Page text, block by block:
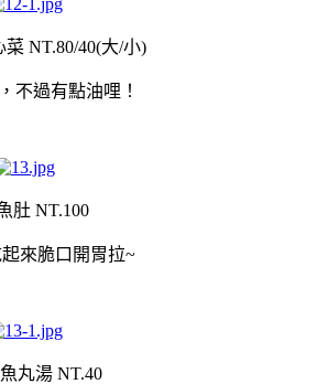
NT.80/40(大/小)
不過有點油哩！
肚 NT.100
來脆口開胃拉~
丸湯 NT.40